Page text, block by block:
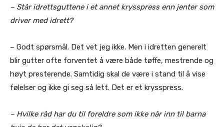
– Står idrettsguttene i et annet krysspress enn jenter som
driver med idrett?
– Godt spørsmål. Det vet jeg ikke. Men i idretten generelt
blir gutter ofte forventet å være både tøffe, mestrende og
høyt presterende. Samtidig skal de være i stand til å vise
følelser og ikke gi seg så lett. Det er et krysspress.
– Hvilke råd har du til foreldre som ikke når inn til barna